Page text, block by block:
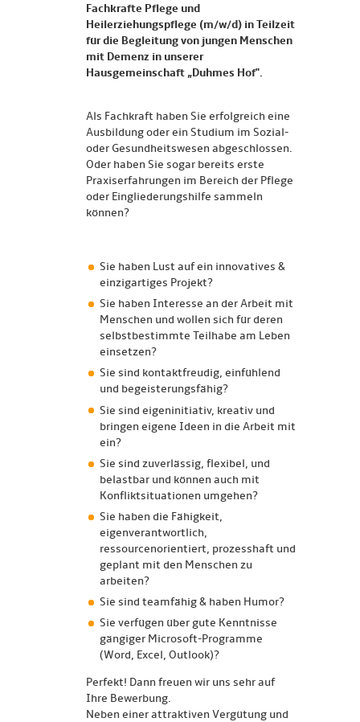
Fachkrafte Pflege und
Heilerziehungspflege (m/w/d) in Teilzeit
für die Begleitung von jungen Menschen
mit Demenz in unserer
Hausgemeinschaft „Duhmes Hof".
Als Fachkraft haben Sie erfolgreich eine
Ausbildung oder ein Studium im Sozial-
oder Gesundheitswesen abgeschlossen.
Oder haben Sie sogar bereits erste
Praxiserfahrungen im Bereich der Pflege
oder Eingliederungshilfe sammeln
können?
Sie haben Lust auf ein innovatives &
einzigartiges Projekt?
Sie haben Interesse an der Arbeit mit
Menschen und wollen sich für deren
selbstbestimmte Teilhabe am Leben
einsetzen?
Sie sind kontaktfreudig, einfühlend
und begeisterungsfähig?
Sie sind eigeninitiativ, kreativ und
bringen eigene Ideen in die Arbeit mit
ein?
Sie sind zuverlässig, flexibel, und
belastbar und können auch mit
Konfliktsituationen umgehen?
Sie haben die Fähigkeit,
eigenverantwortlich,
ressourcenorientiert, prozesshaft und
geplant mit den Menschen zu
arbeiten?
Sie sind teamfähig & haben Humor?
Sie verfügen über gute Kenntnisse
gängiger Microsoft-Programme
(Word, Excel, Outlook)?
Perfekt! Dann freuen wir uns sehr auf
Ihre Bewerbung.
Neben einer attraktiven Vergütung und